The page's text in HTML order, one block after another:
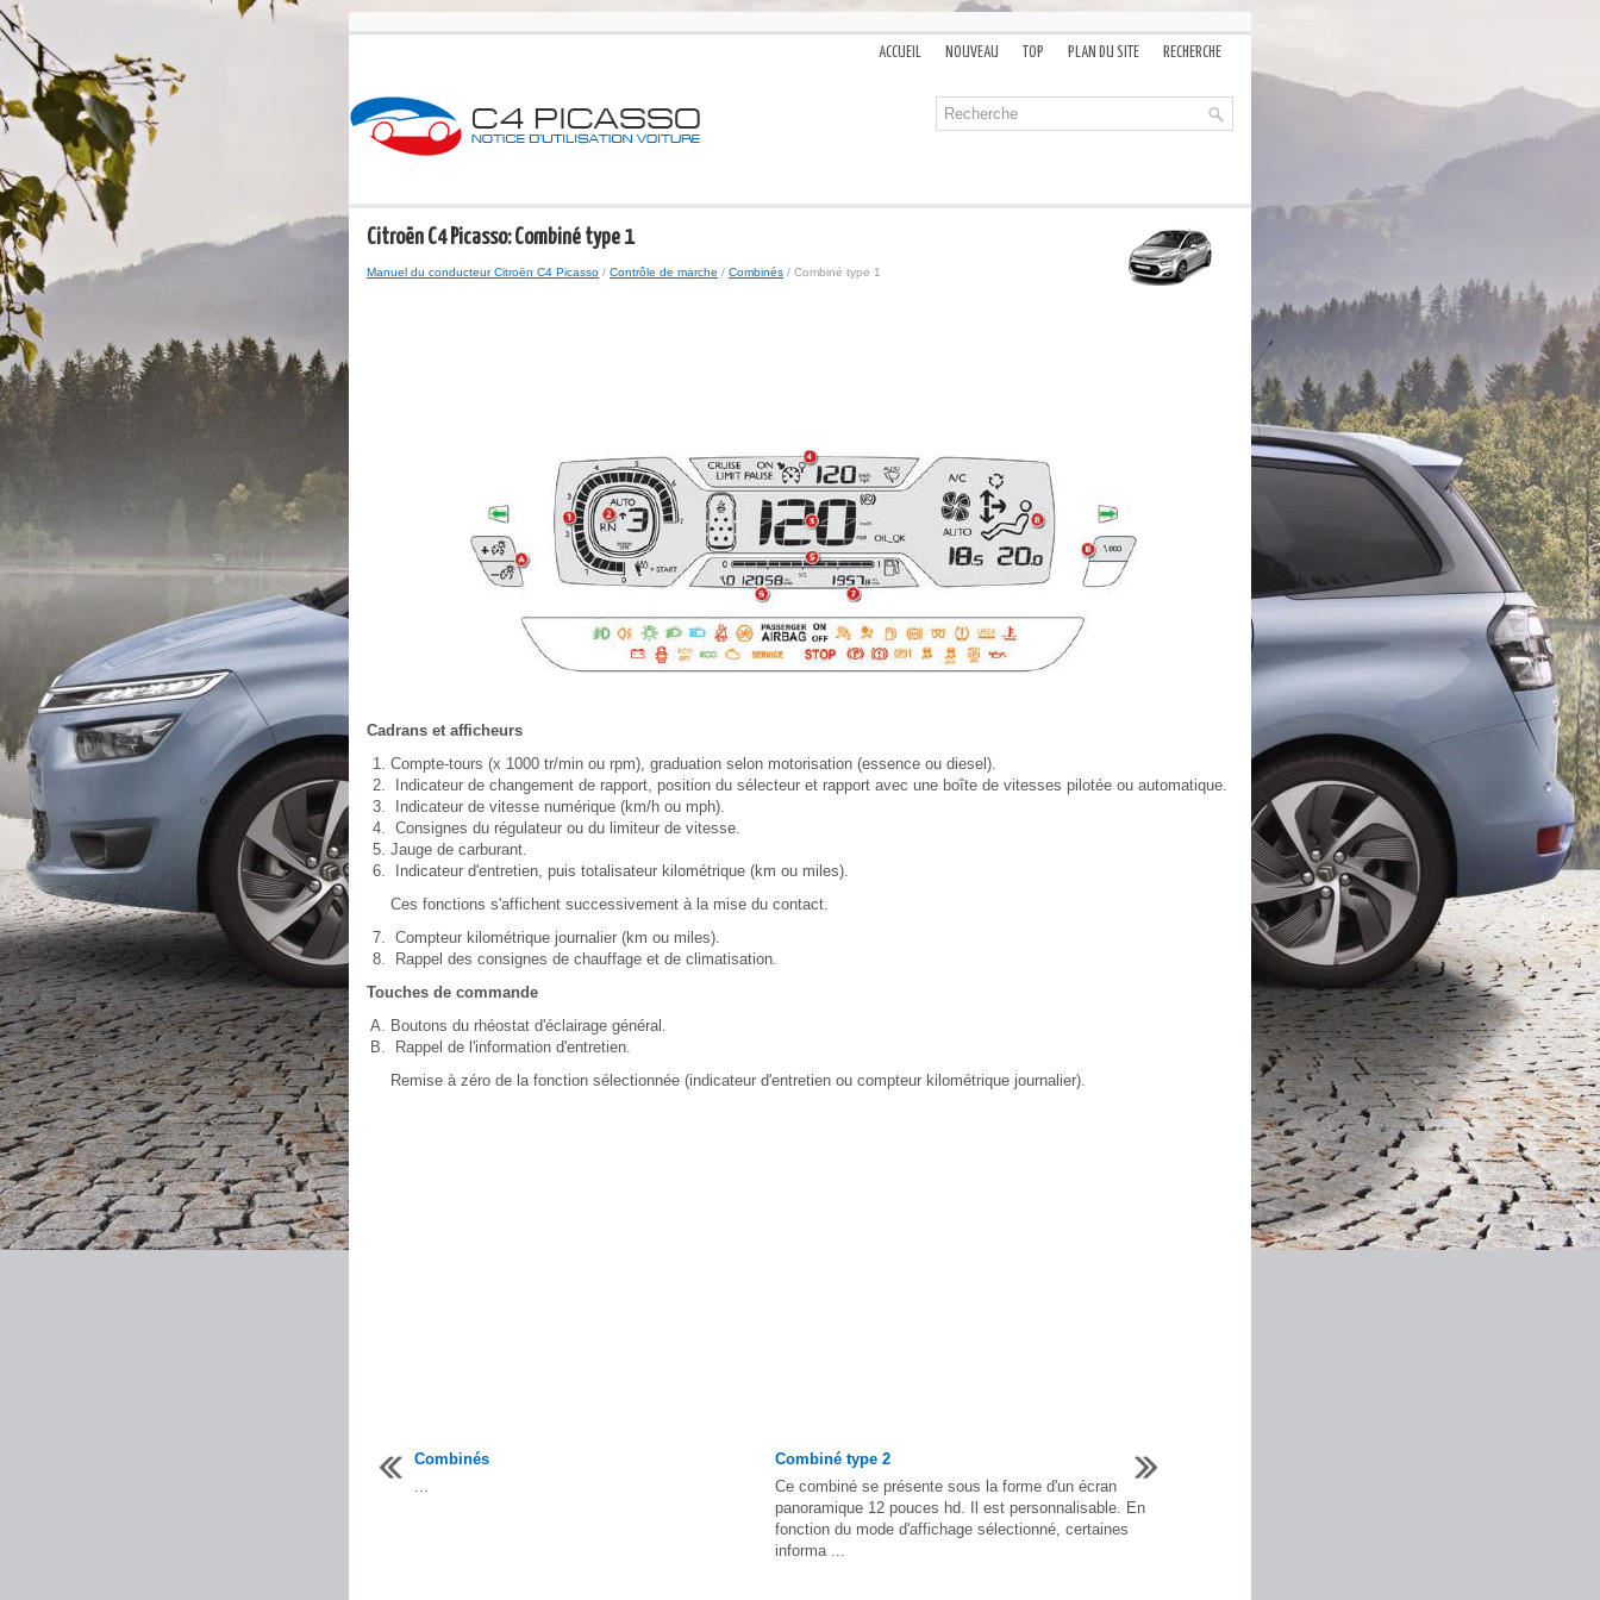
ACCUEIL NOUVEAU TOP PLAN DU SITE RECHERCHE
Citroën C4 Picasso: Combiné type 1
Manuel du conducteur Citroën C4 Picasso / Contrôle de marche / Combinés / Combiné type 1
Cadrans et afficheurs
Compte-tours (x 1000 tr/min ou rpm), graduation selon motorisation (essence ou diesel).
Indicateur de changement de rapport, position du sélecteur et rapport avec une boîte de vitesses pilotée ou automatique.
Indicateur de vitesse numérique (km/h ou mph).
Consignes du régulateur ou du limiteur de vitesse.
Jauge de carburant.
Indicateur d'entretien, puis totalisateur kilométrique (km ou miles).
Ces fonctions s'affichent successivement à la mise du contact.
Compteur kilométrique journalier (km ou miles).
Rappel des consignes de chauffage et de climatisation.
Touches de commande
Boutons du rhéostat d'éclairage général.
Rappel de l'information d'entretien.
Remise à zéro de la fonction sélectionnée (indicateur d'entretien ou compteur kilométrique journalier).
Combinés
...
Combiné type 2
Ce combiné se présente sous la forme d'un écran
panoramique 12 pouces hd. Il est personnalisable. En
fonction du mode d'affichage sélectionné, certaines
informa ...